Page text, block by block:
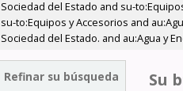
Sociedad del Estado and su-
su-to:Equipos y Accesorios and
Sociedad del Estado. and au:Agua y
Refinar su búsqueda Su